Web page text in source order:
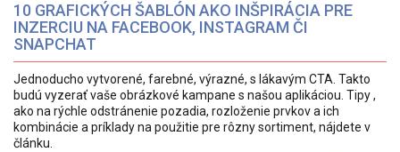
10 GRAFICKÝCH ŠABLÓN AKO INŠPIRÁCIA PRE
INZERCIU NA FACEBOOK, INSTAGRAM ČI
SNAPCHAT
Jednoducho vytvorené, farebné, výrazné, s lákavým CTA. Takto
budú vyzerať vaše obrázkové kampane s našou aplikáciou. Tipy ,
ako na rýchle odstránenie pozadia, rozloženie prvkov a ich
kombinácie a príklady na použitie pre rôzny sortiment, nájdete v
článku.